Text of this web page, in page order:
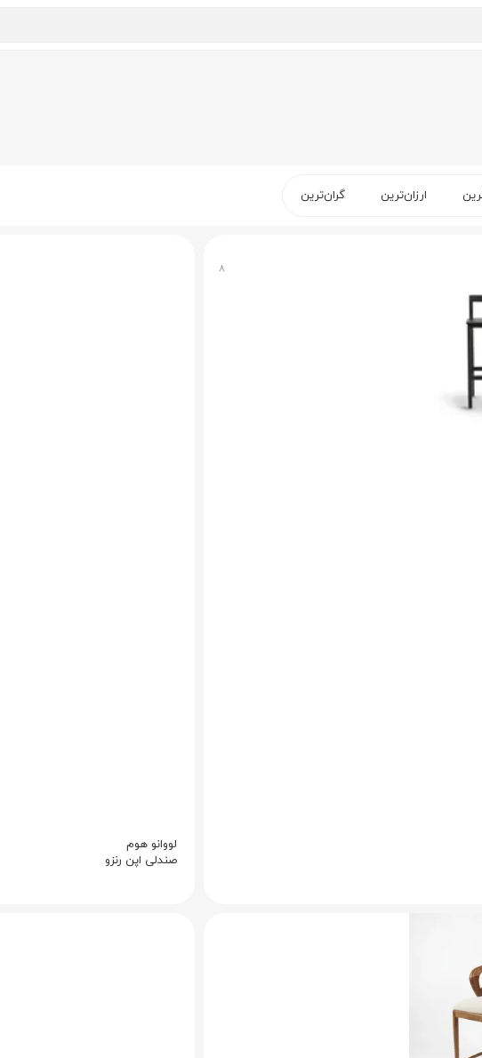
ارزان‌ترین گران‌ترین
۸
لووانو هوم
صندلی اپن رنزو